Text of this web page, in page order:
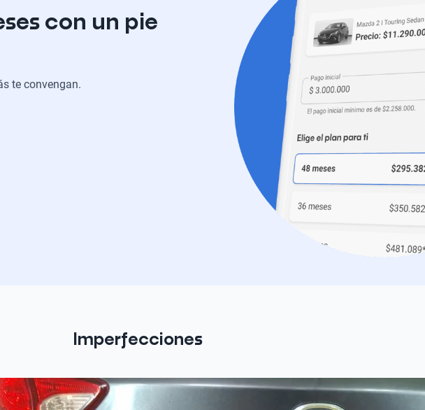
con un pie
te convengan.
Imperfecciones